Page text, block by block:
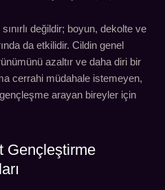
değildir; boyun, dekolte ve
da etkilidir. Cildin genel
azaltır ve daha diri bir
cerrahi müdahale istemeyen,
arayan bireyler için
Gençleştirme